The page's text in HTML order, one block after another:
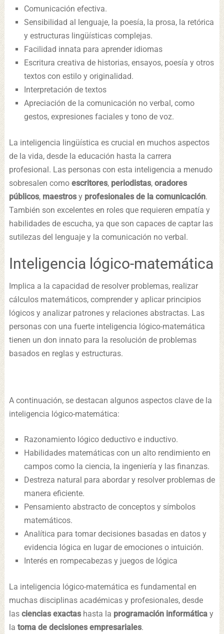
Comunicación efectiva.
Sensibilidad al lenguaje, la poesía, la prosa, la retórica
y estructuras lingüísticas complejas.
Facilidad innata para aprender idiomas
Escritura creativa de historias, ensayos, poesía y otros
textos con estilo y originalidad.
Interpretación de textos
Apreciación de la comunicación no verbal, como
gestos, expresiones faciales y tono de voz.
La inteligencia lingüística es crucial en muchos aspectos
de la vida, desde la educación hasta la carrera
profesional. Las personas con esta inteligencia a menudo
sobresalen como escritores, periodistas, oradores
públicos, maestros y profesionales de la comunicación.
También son excelentes en roles que requieren empatía y
habilidades de escucha, ya que son capaces de captar las
sutilezas del lenguaje y la comunicación no verbal.
Inteligencia lógico-matemática
Implica a la capacidad de resolver problemas, realizar
cálculos matemáticos, comprender y aplicar principios
lógicos y analizar patrones y relaciones abstractas. Las
personas con una fuerte inteligencia lógico-matemática
tienen un don innato para la resolución de problemas
basados en reglas y estructuras.
A continuación, se destacan algunos aspectos clave de la
inteligencia lógico-matemática:
Razonamiento lógico deductivo e inductivo.
Habilidades matemáticas con un alto rendimiento en
campos como la ciencia, la ingeniería y las finanzas.
Destreza natural para abordar y resolver problemas de
manera eficiente.
Pensamiento abstracto de conceptos y símbolos
matemáticos.
Analítica para tomar decisiones basadas en datos y
evidencia lógica en lugar de emociones o intuición.
Interés en rompecabezas y juegos de lógica
La inteligencia lógico-matemática es fundamental en
muchas disciplinas académicas y profesionales, desde
las ciencias exactashasta la programación informáticay
la toma de decisiones empresariales.